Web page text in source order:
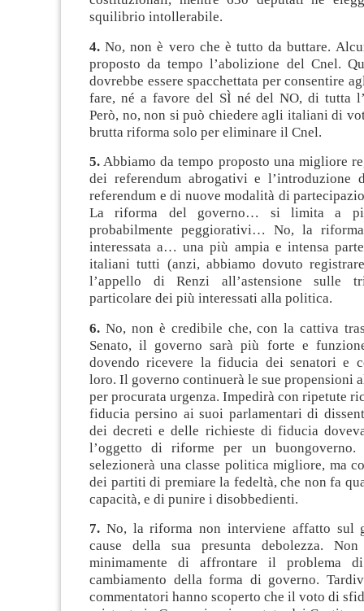
squilibrio intollerabile.
4. No, non è vero che è tutto da buttare.
proposto da tempo l’abolizione del Cnel.
dovrebbe essere spacchettata per consentire
fare, né a favore del SÌ né del NO, di tutta
Però, no, non si può chiedere agli italiani di
brutta riforma solo per eliminare il Cnel.
5. Abbiamo da tempo proposto una migliore
dei referendum abrogativi e
referendum e di nuove modalità di
La riforma del governo… si limita a
probabilmente peggiorativi… No, la
interessata a… una più ampia e intensa
italiani tutti (anzi, abbiamo dovuto
l’appello di Renzi all’astensione sulle
particolare dei più interessati alla politica.
6. No, non è credibile che, con la cattiva
Senato, il governo sarà più forte e
dovendo ricevere la fiducia dei senatori e
loro. Il governo continuerà le sue propensioni
per procurata urgenza. Impedirà con ripetute
fiducia persino ai suoi parlamentari di
dei decreti e delle richieste di fiducia
l’oggetto di riforme per un buongoverno.
selezionerà una classe politica migliore, ma
dei partiti di premiare la fedeltà, che non fa
capacità, e di punire i disobbedienti.
7. No, la riforma non interviene affatto sul
cause della sua presunta debolezza.
minimamente di affrontare il problema
cambiamento della forma di governo.
commentatori hanno scoperto che il voto di